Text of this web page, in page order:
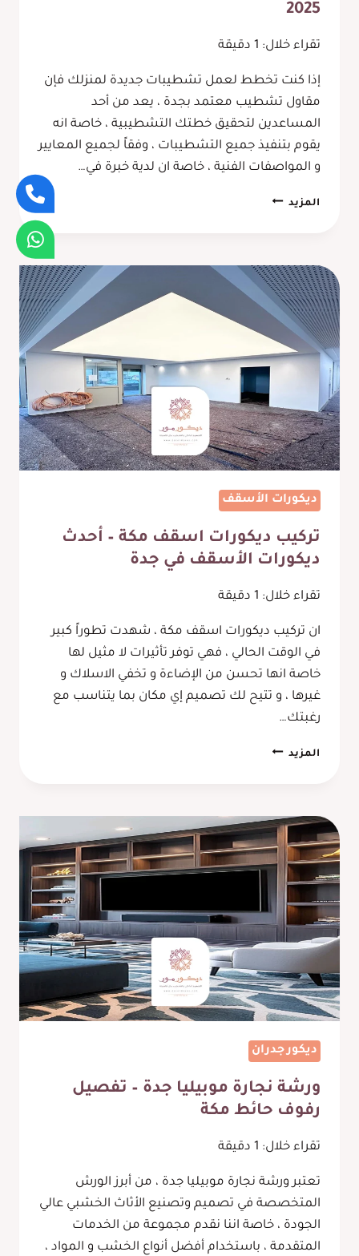
2025
تقراء خلال: دقيقة
إذا كنت تخطط لعمل تشطيبات جديدة لمنزلك فإن
مقاول تشطيب معتمد بجدة ، يعد من أحد
المساعدين لتحقيق خطتك التشطيبية ، خاصة انه
يقوم بتنفيذ جميع التشطيبات ، وفقاً لجميع المعايير
و المواصفات الفنية ، خاصة ان لدية خبرة في…
المزيد مقاول
–
أحدث
أنماط
التشطيبات
السعودية
2025
ديكورات الأسقف
تركيب ديكورات اسقف مكة – أحدث
ديكورات الأسقف في جدة
تقراء خلال: دقيقة
ان تركيب ديكورات اسقف مكة ، شهدت تطوراً كبير
في الوقت الحالي ، فهي توفر تأثيرات لا مثيل لها
خاصة انها تحسن من الإضاءة و تخفي الاسلاك و
غيرها ، و تتيح لك تصميم إي مكان بما يتناسب مع
رغبتك…
المزيد تركيب
–
أحدث
ديكورات
الأسقف
في
جدة
ديكور جدران
ورشة نجارة موبيليا جدة – تفصيل
رفوف حائط مكة
تقراء خلال: دقيقة
تعتبر ورشة نجارة موبيليا جدة ، من أبرز الورش
المتخصصة في تصميم وتصنيع الأثاث الخشبي عالي
الجودة ، خاصة اننا نقدم مجموعة من الخدمات
المتقدمة ، باستخدام أفضل أنواع الخشب و المواد ،